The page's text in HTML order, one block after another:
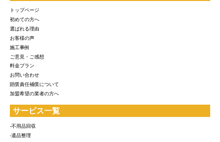
トップページ
初めての方へ
選ばれる理由
お客様の声
施工事例
ご意見・ご感想
料金プラン
お問い合わせ
賠償責任補償について
加盟希望の業者の方へ
サービス一覧
-不用品回収
-遺品整理